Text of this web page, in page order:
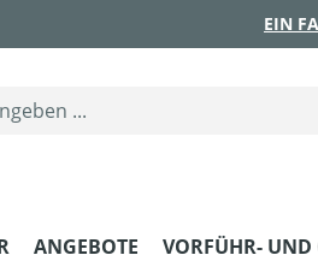
EIN
ANGEBOTE VORFÜHR- UND